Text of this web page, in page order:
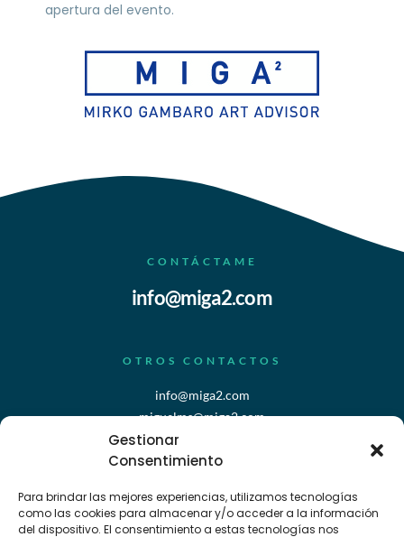
Gestionar
Consentimiento
Para brindar las mejores experiencias, utilizamos tecnologías
como las cookies para almacenar y/o acceder a la información
del dispositivo. El consentimiento a estas tecnologías nos
apertura del evento.
CONTÁCTAME
info@miga2.com
OTROS CONTACTOS
info@miga2.com
miguelms@miga2.com
WEB